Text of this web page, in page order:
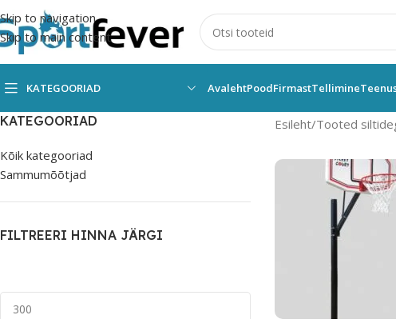
Skip to navigation
Skip to main content
KATEGOORIAD AvalehtPoodFirmastTellimine
KATEGOORIAD
Kõik kategooriad
Sammumõõtjad
FILTREERI HINNA JÄRGI
Esileht Tooted